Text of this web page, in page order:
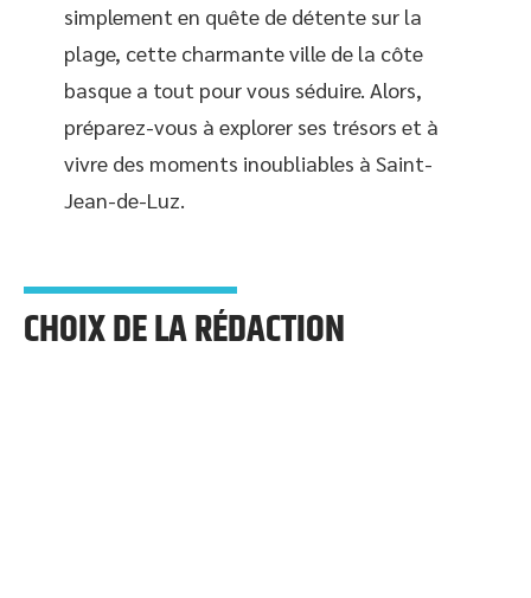
simplement en quête de détente sur la
plage, cette charmante ville de la côte
basque a tout pour vous séduire. Alors,
préparez-vous à explorer ses trésors et à
vivre des moments inoubliables à Saint-
Jean-de-Luz.
CHOIX DE LA RÉDACTION